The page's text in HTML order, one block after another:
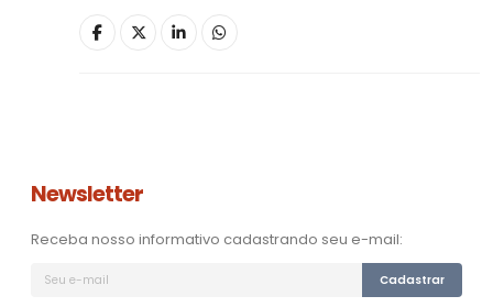
Newsletter
Receba nosso informativo cadastrando seu e-mail:
Cadastrar